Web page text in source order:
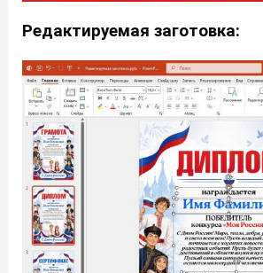
Редактируемая заготовка: